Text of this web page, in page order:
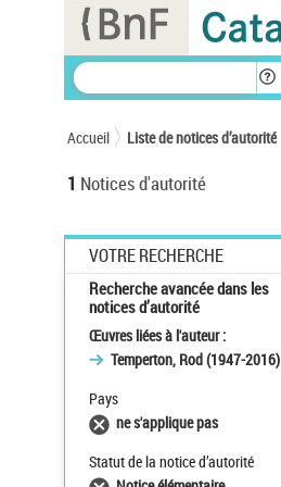
Accueil Liste de notices d’autorité
1 Notices d'autorité
VOTRE RECHERCHE
Recherche avancée dans les
notices d’autorité
Œuvres liées à l'auteur :
Temperton, Rod (1947-2016)
Pays
ne s'applique pas
Statut de la notice d’autorité
Panneau de gestion des cookies